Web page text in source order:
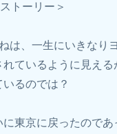
トーリー＞
は、一生にいきなり
れているように見え
るのでは？
東京に戻ったのであ